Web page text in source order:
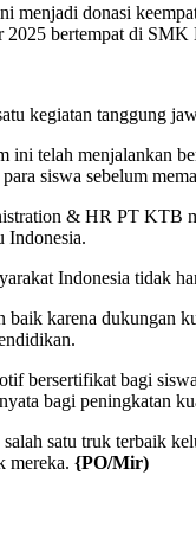
menjadi donasi
2025 bertempat di
kegiatan tanggung
telah menjalankan
siswa sebelum
& HR PT KTB
Indonesia.
Indonesia tidak
karena dukungan
bersertifikat bagi
bagi peningkatan
satu truk terbaik
mereka. {PO/Mir)